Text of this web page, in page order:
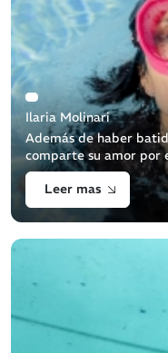
Ilaria Molinari
Además de haber
comparte su amor por
a protegerlo.
Leer mas